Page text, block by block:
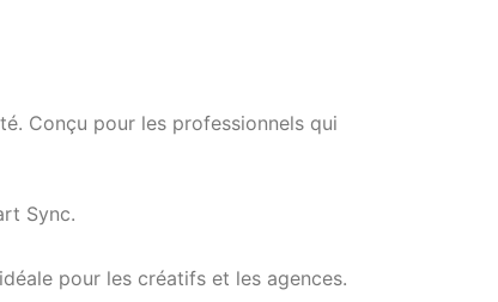
Conçu pour les professionnels qui
Sync.
pour les créatifs et les agences.